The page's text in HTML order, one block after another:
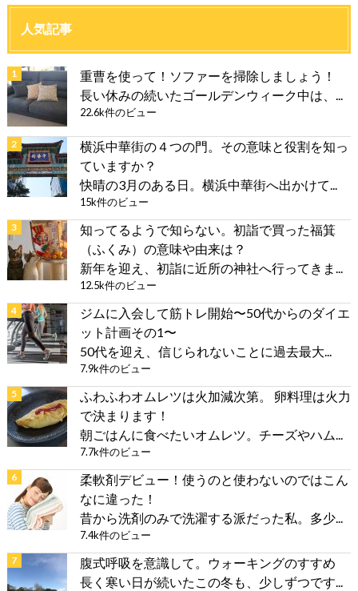
人気記事
重曹を使って！ソファーを掃除しましょう！
長い休みの続いたゴールデンウィーク中は、...
22.6k件のビュー
横浜中華街の４つの門。その意味と役割を知っ
ていますか？
快晴の3月のある日。横浜中華街へ出かけて...
15k件のビュー
知ってるようで知らない。初詣で買った福箕
（ふくみ）の意味や由来は？
新年を迎え、初詣に近所の神社へ行ってきま...
12.5k件のビュー
ジムに入会して筋トレ開始〜50代からのダイエ
ット計画その1〜
50代を迎え、信じられないことに過去最大...
7.9k件のビュー
ふわふわオムレツは火加減次第。 卵料理は火力
で決まります！
朝ごはんに食べたいオムレツ。チーズやハム...
7.7k件のビュー
柔軟剤デビュー！使うのと使わないのではこん
なに違った！
昔から洗剤のみで洗濯する派だった私。多少...
7.4k件のビュー
腹式呼吸を意識して。ウォーキングのすすめ
長く寒い日が続いたこの冬も、少しずつです...